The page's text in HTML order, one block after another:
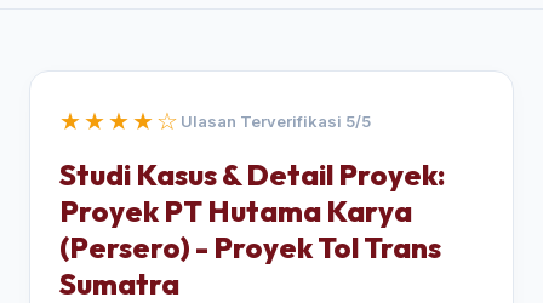
★★★★☆ Ulasan Terverifikasi 5/5
Studi Kasus & Detail Proyek:
Proyek PT Hutama Karya
(Persero) - Proyek Tol Trans
Sumatra